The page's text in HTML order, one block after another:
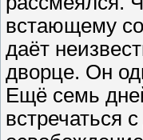
встающему
даёт
дворце. Он
Ещё семь
встречаться